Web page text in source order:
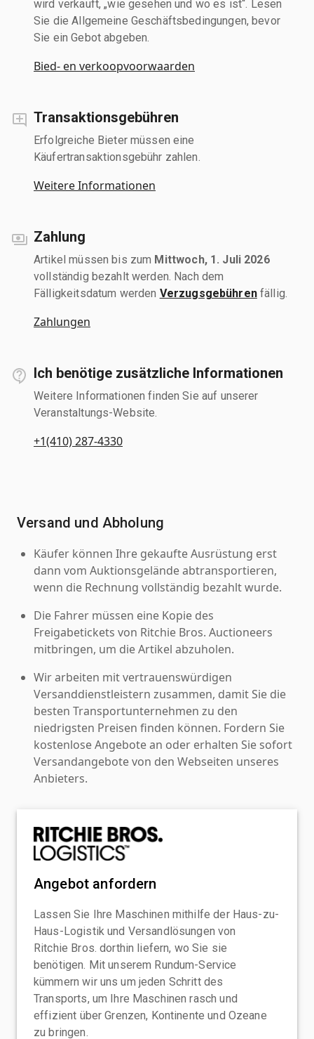
wird verkauft, „wie gesehen und wo es ist“. Lesen
Sie die Allgemeine Geschäftsbedingungen, bevor
Sie ein Gebot abgeben.
Bied- en verkoopvoorwaarden
Transaktionsgebühren
Erfolgreiche Bieter müssen eine
Käufertransaktionsgebühr zahlen.
Weitere Informationen
Zahlung
Artikel müssen bis zum Mittwoch, 1. Juli 2026
vollständig bezahlt werden. Nach dem
Fälligkeitsdatum werden Verzugsgebührenfällig.
Zahlungen
Ich benötige zusätzliche Informationen
Weitere Informationen finden Sie auf unserer
Veranstaltungs-Website.
+1(410) 287-4330
Versand und Abholung
Käufer können Ihre gekaufte Ausrüstung erst
dann vom Auktionsgelände abtransportieren,
wenn die Rechnung vollständig bezahlt wurde.
Die Fahrer müssen eine Kopie des
Freigabetickets von Ritchie Bros. Auctioneers
mitbringen, um die Artikel abzuholen.
Wir arbeiten mit vertrauenswürdigen
Versanddienstleistern zusammen, damit Sie die
besten Transportunternehmen zu den
niedrigsten Preisen finden können. Fordern Sie
kostenlose Angebote an oder erhalten Sie sofort
Versandangebote von den Webseiten unseres
Anbieters.
Angebot anfordern
Lassen Sie Ihre Maschinen mithilfe der Haus-zu-
Haus-Logistik und Versandlösungen von
Ritchie Bros. dorthin liefern, wo Sie sie
benötigen. Mit unserem Rundum-Service
kümmern wir uns um jeden Schritt des
Transports, um Ihre Maschinen rasch und
effizient über Grenzen, Kontinente und Ozeane
zu bringen.